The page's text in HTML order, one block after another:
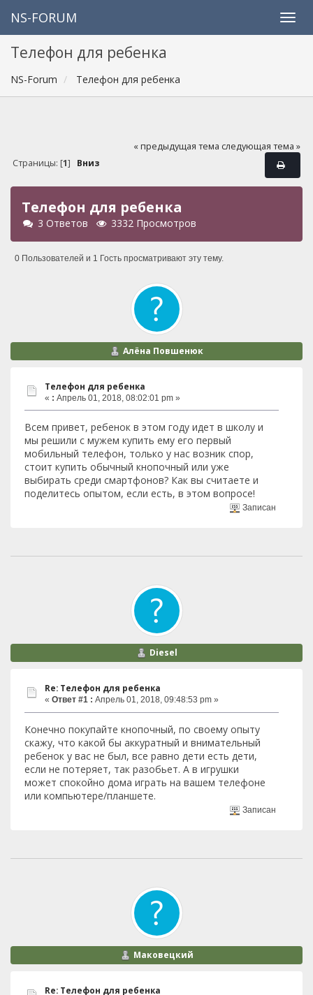
NS-FORUM
Телефон для ребенка
NS-Forum Телефон для ребенка
« предыдущая тема следующая тема »
Страницы: [1] Вниз
Телефон для ребенка
3 Ответов 3332 Просмотров
0 Пользователей и 1 Гость просматривают эту тему.
Алёна Повшенюк
Телефон для ребенка
« : Апрель 01, 2018, 08:02:01 pm »
Всем привет, ребенок в этом году идет в школу и
мы решили с мужем купить ему его первый
мобильный телефон, только у нас возник спор,
стоит купить обычный кнопочный или уже
выбирать среди смартфонов? Как вы считаете и
поделитесь опытом, если есть, в этом вопросе!
Записан
Diesel
Re: Телефон для ребенка
« Ответ #1 : Апрель 01, 2018, 09:48:53 pm »
Конечно покупайте кнопочный, по своему опыту
скажу, что какой бы аккуратный и внимательный
ребенок у вас не был, все равно дети есть дети,
если не потеряет, так разобьет. А в игрушки
может спокойно дома играть на вашем телефоне
или компьютере/планшете.
Записан
Маковецкий
Re: Телефон для ребенка